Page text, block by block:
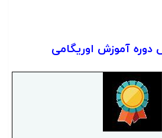
دوره آموزش اوریگامی